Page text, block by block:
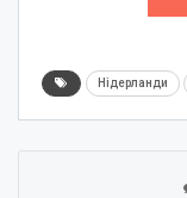
Нідерланди